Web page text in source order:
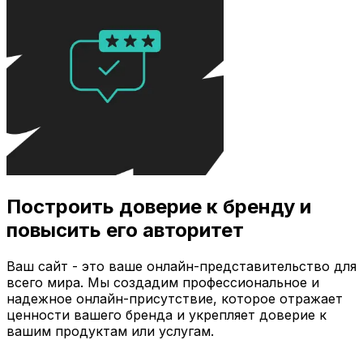
Построить доверие к бренду и
повысить его авторитет
Ваш сайт - это ваше онлайн-представительство для
всего мира. Мы создадим профессиональное и
надежное онлайн-присутствие, которое отражает
ценности вашего бренда и укрепляет доверие к
вашим продуктам или услугам.